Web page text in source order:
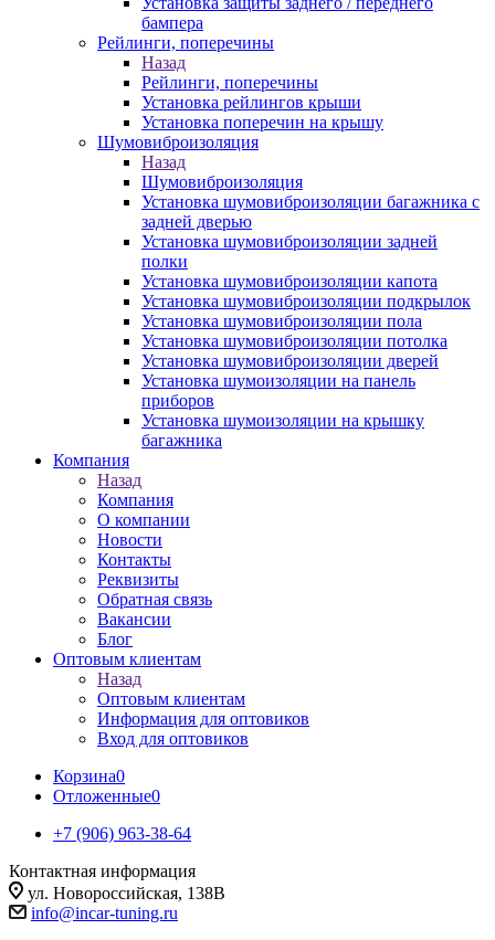
бампера
Рейлинги, поперечины
Назад
Рейлинги, поперечины
Установка рейлингов крыши
Установка поперечин на крышу
Шумовиброизоляция
Назад
Шумовиброизоляция
Установка шумовиброизоляции багажника с
задней дверью
Установка шумовиброизоляции задней
полки
Установка шумовиброизоляции капота
Установка шумовиброизоляции подкрылок
Установка шумовиброизоляции пола
Установка шумовиброизоляции потолка
Установка шумовиброизоляции дверей
Установка шумоизоляции на панель
приборов
Установка шумоизоляции на крышку
багажника
Компания
Назад
Компания
О компании
Новости
Контакты
Реквизиты
Обратная связь
Вакансии
Блог
Оптовым клиентам
Назад
Оптовым клиентам
Информация для оптовиков
Вход для оптовиков
Корзина0
Отложенные0
+7 (906) 963-38-64
Контактная информация
ул. Новороссийская, 138В
info@incar-tuning.ru